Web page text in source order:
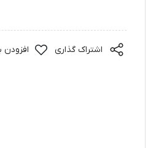
اشتراک گذاری افزودن